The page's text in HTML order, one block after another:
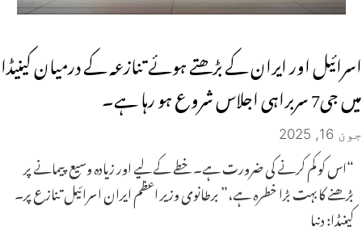
اسرائیل اور ایران کے بڑھتے ہوئے تنازعہ کے درمیان کینیڈا
میں جی7 سربراہی اجلاس شروع ہو رہا ہے۔
جون 16, 2025
“اس کو کم کرنے کی ضرورت ہے۔ خطے کے لیے اور زیادہ وسیع پیمانے پر
بڑھنے کا بہت بڑا خطرہ ہے،” برطانوی وزیر اعظم ایران اسرائیل تنازع پر۔
کینیڈا: دنیا